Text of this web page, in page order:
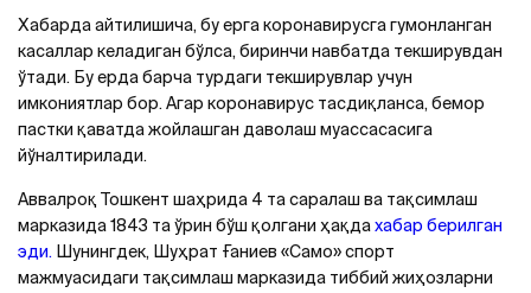
Хабарда айтилишича, бу ерга коронавирусга гумонланган
касаллар келадиган бўлса, биринчи навбатда текширувдан
ўтади. Бу ерда барча турдаги текширувлар учун
имкониятлар бор. Агар коронавирус тасдиқланса, бемор
пастки қаватда жойлашган даволаш муассасасига
йўналтирилади.
Аввалроқ Тошкент шаҳрида 4 та саралаш ва тақсимлаш
марказида 1843 та ўрин бўш қолгани ҳақдахабар берилган
эди. Шунингдек, Шуҳрат Ғаниев «Само» спорт
мажмуасидаги тақсимлаш марказида тиббий жиҳозларни